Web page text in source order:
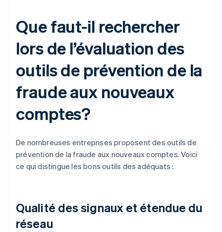
Que faut-il rechercher
lors de l’évaluation des
outils de prévention de la
fraude aux nouveaux
comptes?
De nombreuses entreprises proposent des outils de
prévention de la fraude aux nouveaux comptes. Voici
ce qui distingue les bons outils des adéquats :
Qualité des signaux et étendue du
réseau